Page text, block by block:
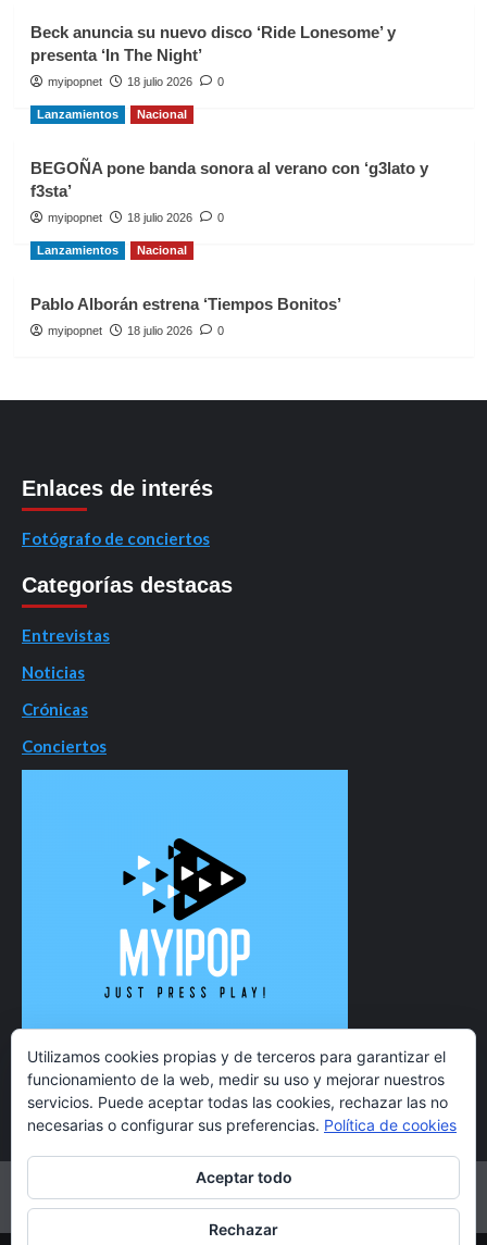
Beck anuncia su nuevo disco ‘Ride Lonesome’ y
presenta ‘In The Night’
myipopnet 18 julio 2026 0
Lanzamientos Nacional
BEGOÑA pone banda sonora al verano con ‘g3lato y
f3sta’
myipopnet 18 julio 2026 0
Lanzamientos Nacional
Pablo Alborán estrena ‘Tiempos Bonitos’
myipopnet 18 julio 2026 0
Enlaces de interés
Fotógrafo de conciertos
Categorías destacas
Entrevistas
Noticias
Crónicas
Conciertos
TwitterInstagramFacebookYouTube
Utilizamos cookies propias y de terceros para garantizar el
funcionamiento de la web, medir su uso y mejorar nuestros
servicios. Puede aceptar todas las cookies, rechazar las no
necesarias o configurar sus preferencias. Política de cookies
Aceptar todo
Rechazar